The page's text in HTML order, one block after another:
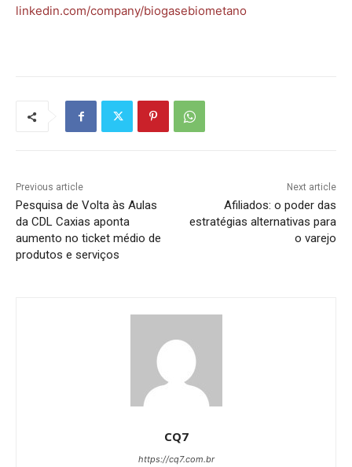
linkedin.com/company/biogasebiometano
Previous article
Pesquisa de Volta às Aulas
da CDL Caxias aponta
aumento no ticket médio de
produtos e serviços
Next article
Afiliados: o poder das
estratégias alternativas para
o varejo
CQ7
https://cq7.com.br